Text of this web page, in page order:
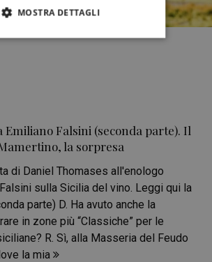
Emiliano Falsini (seconda parte). Il
la sorpresa
di Daniel Thomases all'enologo
sulla Sicilia del vino. Leggi qui la
parte) D. Ha avuto anche la
in zone più “Classiche” per le
R. Sì, alla Masseria del Feudo
la mia
MOSTRA DETTAGLI